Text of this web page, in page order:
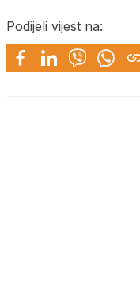
Podijeli vijest na: